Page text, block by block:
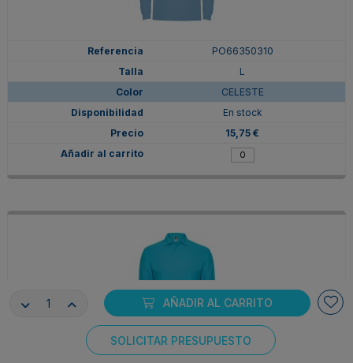
AÑADIR AL CARRITO
SOLICITAR PRESUPUESTO
PO66350310
L
CELESTE
En stock
15,75 €
Consentimiento de cookies